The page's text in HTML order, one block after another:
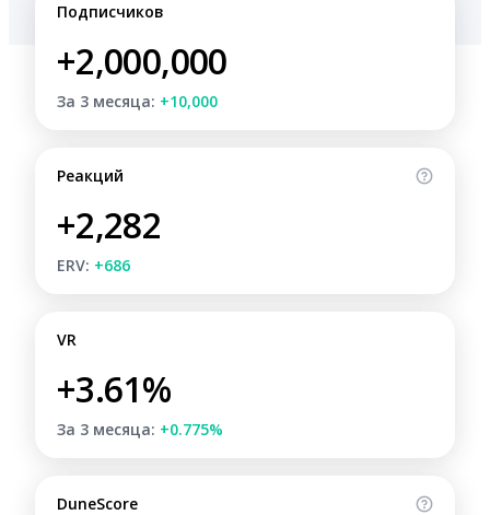
Подписчиков
+2,000,000
За 3 месяца: +10,000
Реакций
+2,282
ERV: +686
VR
+3.61%
За 3 месяца: +0.775%
DuneScore